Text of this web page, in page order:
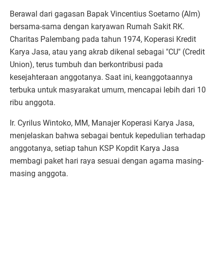
Berawal dari gagasan Bapak Vincentius Soetarno (Alm)
bersama-sama dengan karyawan Rumah Sakit RK.
Charitas Palembang pada tahun 1974, Koperasi Kredit
Karya Jasa, atau yang akrab dikenal sebagai "CU" (Credit
Union), terus tumbuh dan berkontribusi pada
kesejahteraan anggotanya. Saat ini, keanggotaannya
terbuka untuk masyarakat umum, mencapai lebih dari 10
ribu anggota.
Ir. Cyrilus Wintoko, MM, Manajer Koperasi Karya Jasa,
menjelaskan bahwa sebagai bentuk kepedulian terhadap
anggotanya, setiap tahun KSP Kopdit Karya Jasa
membagi paket hari raya sesuai dengan agama masing-
masing anggota.